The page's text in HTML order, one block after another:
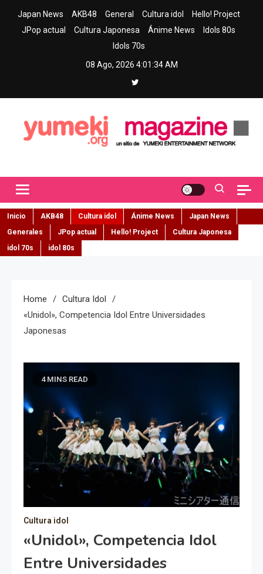
Japan News AKB48 General Cultura idol
Hello! Project
JPop actual
Cultura Japonesa Ánime News
Idols 80s
Idols 70s
08 Ago, 2026 4:01:35 AM
Inicio AKB48 Cultura idol Ánime News
Japan News
Generales
JPop actual Hello! Project
Cultura Japonesa
idol 70s
idol 80s
Home
Cultura Idol
«Unidol», Competencia Idol Entre Universidades
Japonesas
4 MINS READ
Cultura idol
«Unidol», Competencia Idol
Entre Universidades